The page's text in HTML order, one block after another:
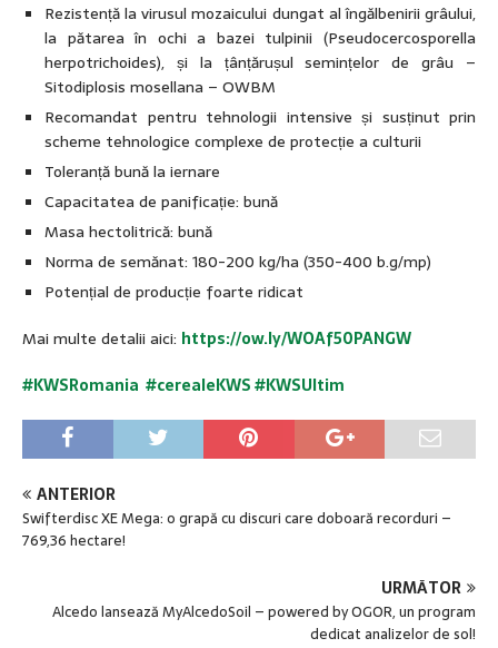
Rezistență la virusul mozaicului dungat al îngălbenirii grâului,
la pătarea în ochi a bazei tulpinii (Pseudocercosporella
herpotrichoides), și la țânțărușul semințelor de grâu –
Sitodiplosis mosellana – OWBM
Recomandat pentru tehnologii intensive și susținut prin
scheme tehnologice complexe de protecție a culturii
Toleranță bună la iernare
Capacitatea de panificație: bună
Masa hectolitrică: bună
Norma de semănat: 180-200 kg/ha (350-400 b.g/mp)
Potențial de producție foarte ridicat
Mai multe detalii aici: https://ow.ly/WOAf50PANGW
#KWSRomania #cerealeKWS #KWSUltim
ANTERIOR
Swifterdisc XE Mega: o grapă cu discuri care doboară recorduri –
769,36 hectare!
URMĂTOR
Alcedo lansează MyAlcedoSoil – powered by OGOR, un program
dedicat analizelor de sol!